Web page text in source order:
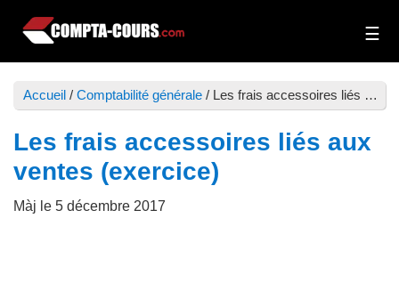
Passer
contenu
principal
Passer
la
barre
latérale
principale
Cours
exercices
de
Accueil / Comptabilité générale / Les frais accessoires liés aux ventes (exercice)
Les frais accessoires liés aux
ventes (exercice)
Màj le 5 décembre 2017